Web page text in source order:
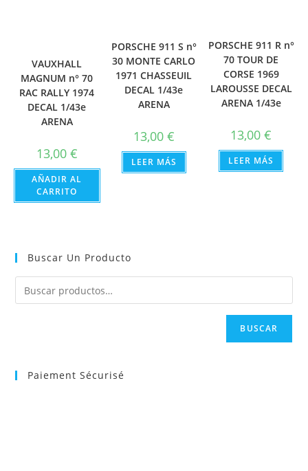
VAUXHALL
MAGNUM n° 70
RAC RALLY 1974
DECAL 1/43e
ARENA
13,00 €
AÑADIR AL
CARRITO
PORSCHE 911 S n°
30 MONTE CARLO
1971 CHASSEUIL
DECAL 1/43e
ARENA
13,00 €
LEER MÁS
PORSCHE 911 R n°
70 TOUR DE
CORSE 1969
LAROUSSE DECAL
ARENA 1/43e
13,00€
LEER MÁS
Buscar Un Producto
BUSCAR
Paiement Sécurisé